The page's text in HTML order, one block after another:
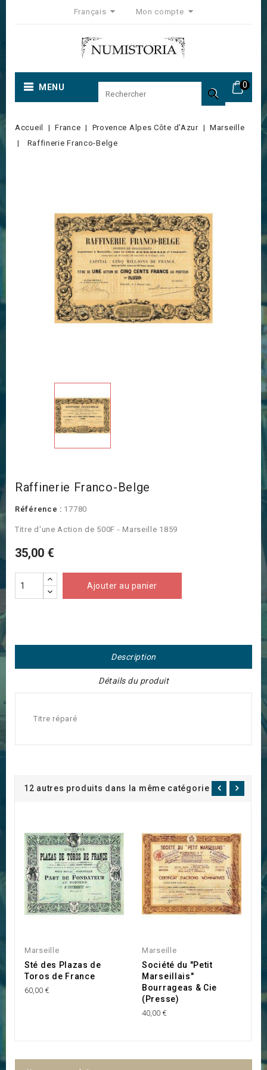
Français Mon compte
0
MENU 
Accueil France Provence Alpes Côte d'Azur
Marseille
Raffinerie Franco-Belge
Raffinerie Franco-Belge
Référence : 17780
Titre d'une Action de 500F - Marseille 1859
35,00 €
Ajouter au panier
Description
Détails du produit
Titre réparé
12 autres produits dans la même catégorie :
Marseille
Sté des Plazas de
Toros de France
60,00 €
Marseille
Société du "Petit
Marseillais"
Bourrageas & Cie
(Presse)
40,00 €